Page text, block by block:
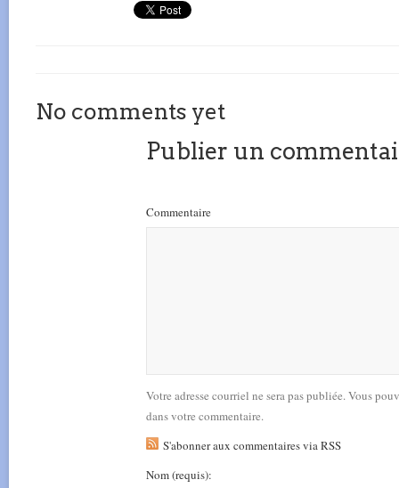
No comments yet
Publier un
Commentaire
Votre adresse courriel ne sera pas publiée. Vous
dans votre commentaire.
S'abonner aux commentaires via RSS
Nom(requis):